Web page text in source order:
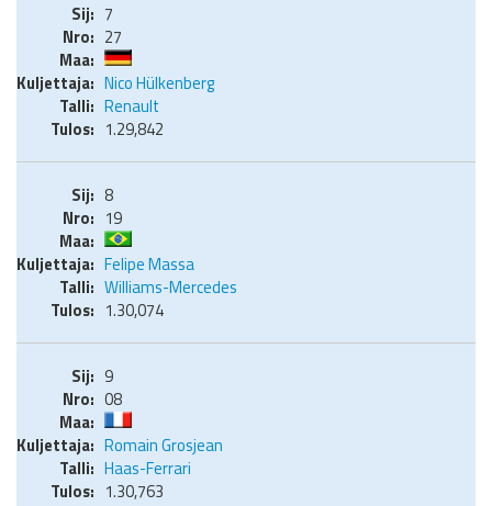
7
27
Nico Hülkenberg
Renault
1.29,842
8
19
Felipe Massa
Williams-Mercedes
1.30,074
9
08
Romain Grosjean
Haas-Ferrari
1.30,763